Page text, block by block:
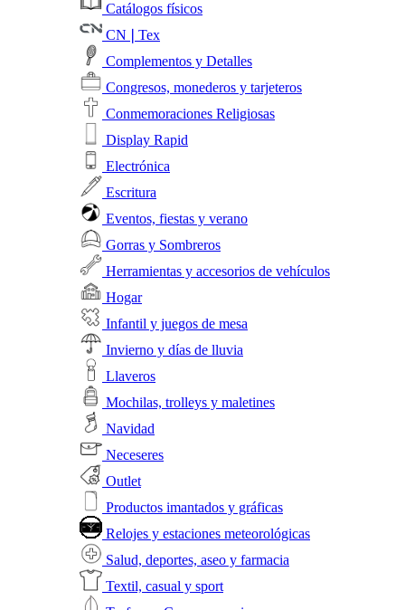
Catálogos físicos
CN❘Tex
Complementos y Detalles
Congresos, monederos y tarjeteros
Conmemoraciones Religiosas
Display Rapid
Electrónica
Escritura
Eventos, fiestas y verano
Gorras y Sombreros
Herramientas y accesorios de vehículos
Hogar
Infantil y juegos de mesa
Invierno y días de lluvia
Llaveros
Mochilas, trolleys y maletines
Navidad
Neceseres
Outlet
Productos imantados y gráficas
Relojes y estaciones meteorológicas
Salud, deportes, aseo y farmacia
Textil, casual y sport